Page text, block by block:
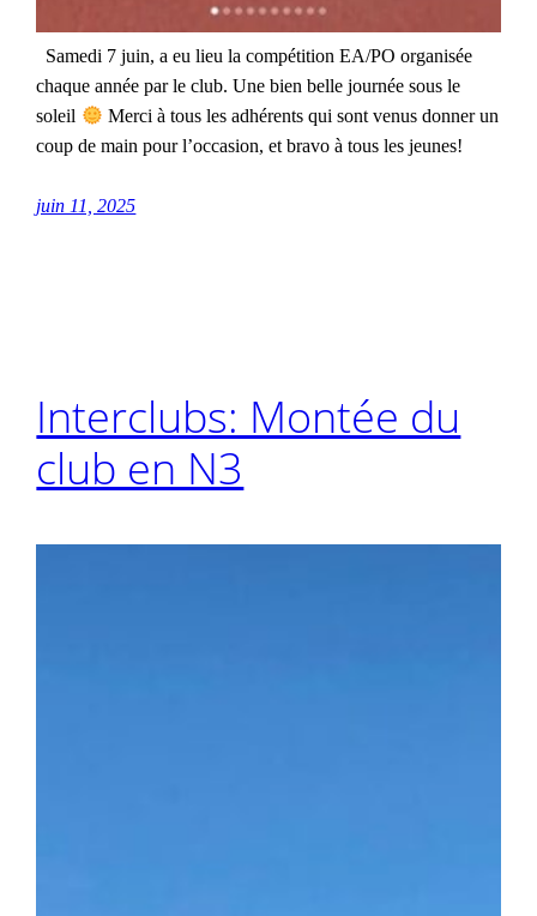
Samedi 7 juin, a eu lieu la compétition EA/PO organisée
chaque année par le club. Une bien belle journée sous le
soleil
Merci à tous les adhérents qui sont venus donner un
coup de main pour l’occasion, et bravo à tous les jeunes!
juin 11, 2025
Interclubs: Montée du
club en N3